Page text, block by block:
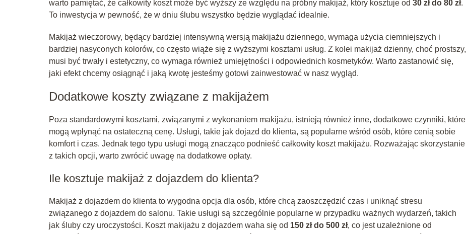
warto pamiętać, że całkowity koszt może być wyższy ze względu na próbny makijaż, który kosztuje od 30 zł do 80 zł.
To inwestycja w pewność, że w dniu ślubu wszystko będzie wyglądać idealnie.
Makijaż wieczorowy, będący bardziej intensywną wersją makijażu dziennego, wymaga użycia ciemniejszych i
bardziej nasyconych kolorów, co często wiąże się z wyższymi kosztami usług. Z kolei makijaż dzienny, choć prostszy,
musi być trwały i estetyczny, co wymaga również umiejętności i odpowiednich kosmetyków. Warto zastanowić się,
jaki efekt chcemy osiągnąć i jaką kwotę jesteśmy gotowi zainwestować w nasz wygląd.
Dodatkowe koszty związane z makijażem
Poza standardowymi kosztami, związanymi z wykonaniem makijażu, istnieją również inne, dodatkowe czynniki, które
mogą wpłynąć na ostateczną cenę. Usługi, takie jak dojazd do klienta, są popularne wśród osób, które cenią sobie
komfort i czas. Jednak tego typu usługi mogą znacząco podnieść całkowity koszt makijażu. Rozważając skorzystanie
z takich opcji, warto zwrócić uwagę na dodatkowe opłaty.
Ile kosztuje makijaż z dojazdem do klienta?
Makijaż z dojazdem do klienta to wygodna opcja dla osób, które chcą zaoszczędzić czas i uniknąć stresu
związanego z dojazdem do salonu. Takie usługi są szczególnie popularne w przypadku ważnych wydarzeń, takich
jak śluby czy uroczystości. Koszt makijażu z dojazdem waha się od 150 zł do 500 zł, co jest uzależnione od